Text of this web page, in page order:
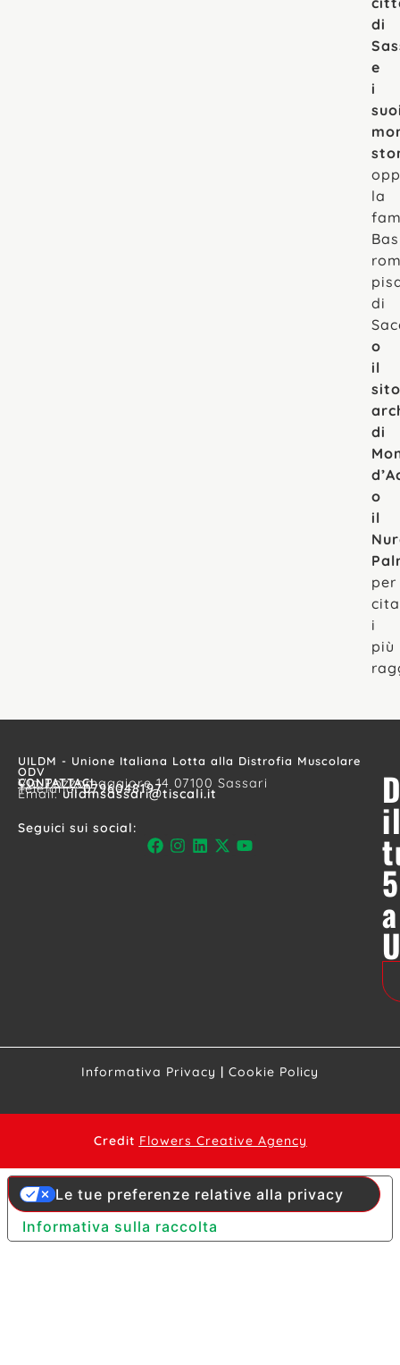
di
e
i
la
di
o
il
sito
di
o
il
per
i
più
UILDM - Unione Italiana Lotta alla Distrofia Muscolare
ODV
CONTATTACI
Via Pozzomaggiore 14 07100 Sassari
Telefono:0796048197
Email:uildmsassari@tiscali.it
Seguici sui social:
a
Informativa Privacy | Cookie Policy
Credit Flowers Creative Agency
Informativa sulla raccolta
Le tue preferenze relative alla privacy